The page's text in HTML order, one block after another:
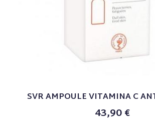
SVR AMPOULE VITAMINA C
43,90 €